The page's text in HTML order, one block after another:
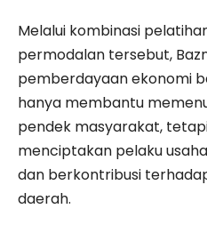
Melalui kombinasi
permodalan tersebut,
pemberdayaan ekonomi
hanya membantu
pendek masyarakat,
menciptakan pelaku
dan berkontribusi
daerah.